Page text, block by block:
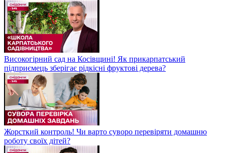
Високогірний сад на Косівщині! Як прикарпатський
підприємець зберігає рідкісні фруктові дерева?
Жорсткий контроль! Чи варто суворо перевіряти домашню
роботу своїх дітей?